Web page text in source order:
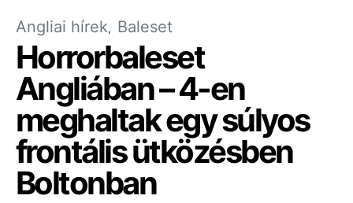
Angliai hírek Baleset
Horrorbaleset
Angliában – 4-en
meghaltak egy súlyos
frontális ütközésben
Boltonban